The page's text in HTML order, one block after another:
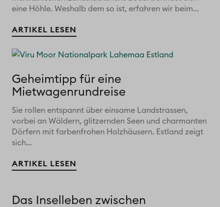
eine Höhle. Weshalb dem so ist, erfahren wir beim...
ARTIKEL LESEN
Geheimtipp für eine
Mietwagenrundreise
Sie rollen entspannt über einsame Landstrassen,
vorbei an Wäldern, glitzernden Seen und charmanten
Dörfern mit farbenfrohen Holzhäusern. Estland zeigt
sich...
ARTIKEL LESEN
Das Inselleben zwischen